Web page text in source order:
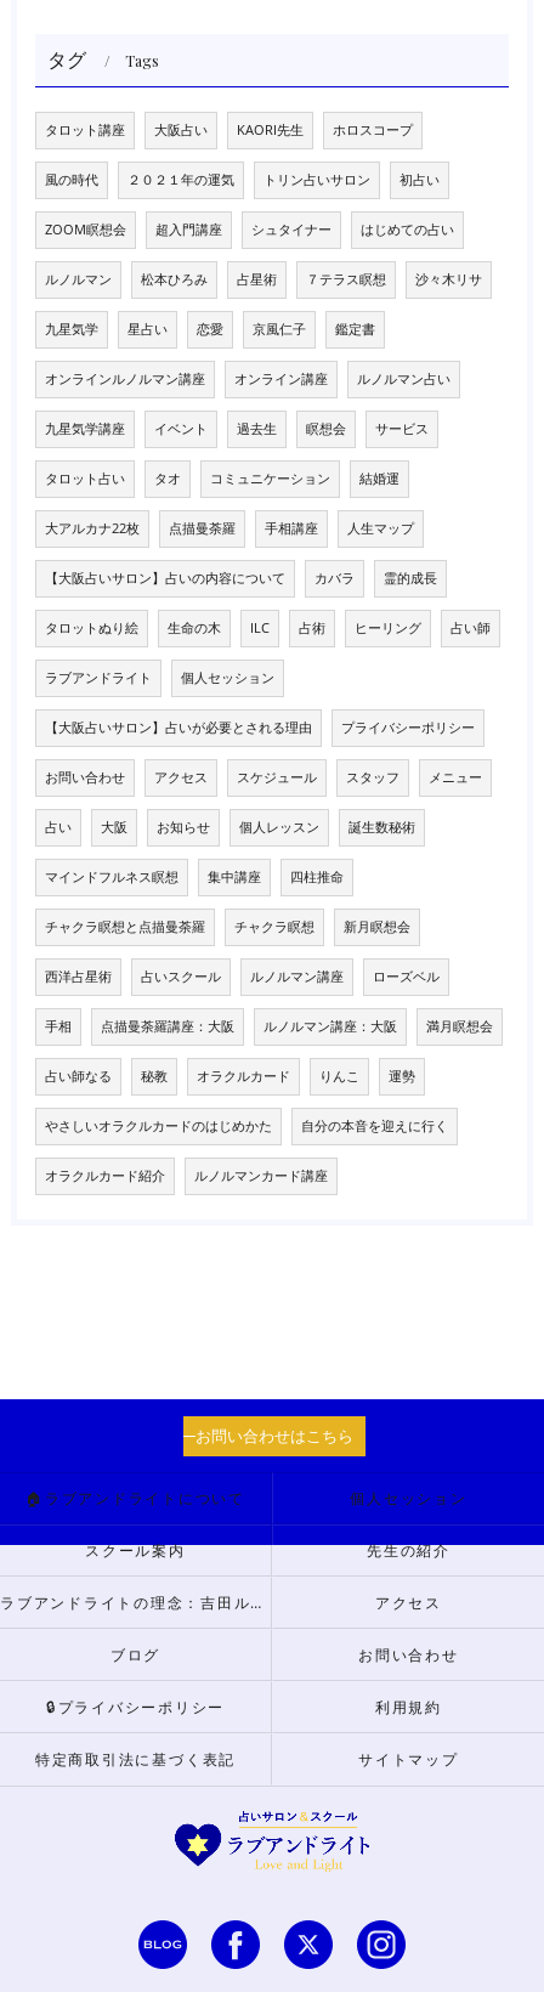
タグ Tags
タロット講座 大阪占い KAORI先生 ホロスコープ
風の時代 ２０２１年の運気 トリン占いサロン 初占い
ZOOM瞑想会 超入門講座 シュタイナー はじめての占い
ルノルマン 松本ひろみ 占星術 ７テラス瞑想 沙々木リサ
九星気学 星占い 恋愛 京風仁子 鑑定書
オンラインルノルマン講座 オンライン講座 ルノルマン占い
九星気学講座 イベント 過去生 瞑想会 サービス
タロット占い タオ コミュニケーション 結婚運
大アルカナ22枚 点描曼荼羅 手相講座 人生マップ
【大阪占いサロン】占いの内容について カバラ 霊的成長
タロットぬり絵 生命の木 ILC 占術 ヒーリング 占い師
ラブアンドライト 個人セッション
【大阪占いサロン】占いが必要とされる理由 プライバシーポリシー
お問い合わせ アクセス スケジュール スタッフ メニュー
占い 大阪 お知らせ 個人レッスン 誕生数秘術
マインドフルネス瞑想 集中講座 四柱推命
チャクラ瞑想と点描曼荼羅 チャクラ瞑想 新月瞑想会
西洋占星術 占いスクール ルノルマン講座 ローズベル
手相 点描曼荼羅講座：大阪 ルノルマン講座：大阪 満月瞑想会
占い師なる 秘教 オラクルカード りんこ 運勢
やさしいオラクルカードのはじめかた 自分の本音を迎えに行く
オラクルカード紹介 ルノルマンカード講座
お問い合わせはこちら
🏠ラブアンドライトについて 個人セッション
スクール案内 先生の紹介
ラブアンドライトの理念：吉田ルナからのメッセージ アクセス
ブログ お問い合わせ
🔒プライバシーポリシー 利用規約
特定商取引法に基づく表記 サイトマップ